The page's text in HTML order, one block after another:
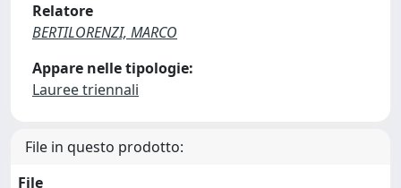
Relatore
BERTILORENZI, MARCO
Appare nelle tipologie:
Lauree triennali
File in questo prodotto:
File